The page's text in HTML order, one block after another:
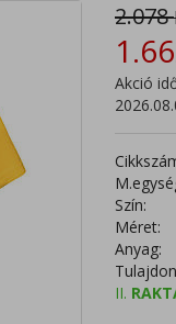
2.078
Akció
Szín:
Méret:
Anyag:
II.